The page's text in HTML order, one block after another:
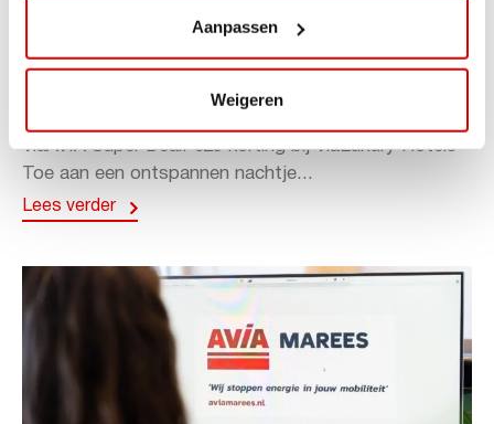
Aanpassen
Weigeren
ViaAVIA Super Deal: 20% korting bij
ViaLuxury Hotels
ViaAVIA Super Deal: €25 korting bij ViaLuxury Hotels
Toe aan een ontspannen nachtje...
Lees verder